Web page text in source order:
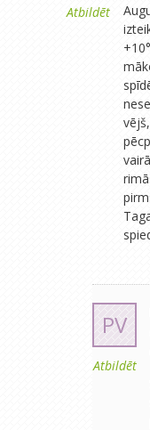
Atbildēt
PV
Atbildēt